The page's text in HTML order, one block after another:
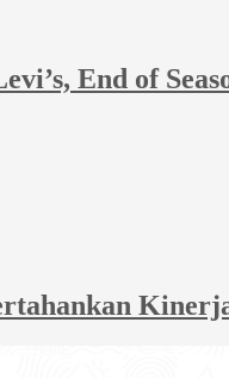
End of